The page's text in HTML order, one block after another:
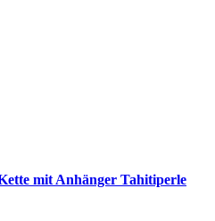
mit Anhänger Tahitiperle